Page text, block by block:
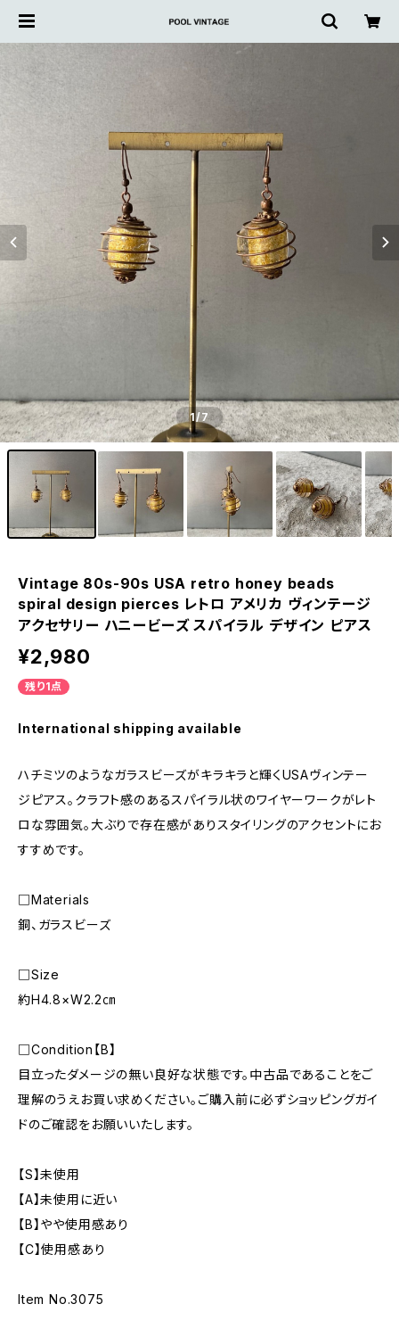
1/7
Vintage 80s-90s USA retro honey beads
spiral design pierces レトロ アメリカ ヴィンテージ
アクセサリー ハニービーズ スパイラル デザイン ピアス
¥2,980
残り1点
International shipping available
ハチミツのようなガラスビーズがキラキラと輝くUSAヴィンテー
ジピアス。クラフト感のあるスパイラル状のワイヤーワークがレト
ロな雰囲気。大ぶりで存在感がありスタイリングのアクセントにお
すすめです。
□Materials
銅、ガラスビーズ
□Size
約H4.8×W2.2㎝
□Condition【B】
目立ったダメージの無い良好な状態です。中古品であることをご
理解のうえお買い求めください。ご購入前に必ずショッピングガイ
ドのご確認をお願いいたします。
【S】未使用
【A】未使用に近い
【B】やや使用感あり
【C】使用感あり
Item No.3075